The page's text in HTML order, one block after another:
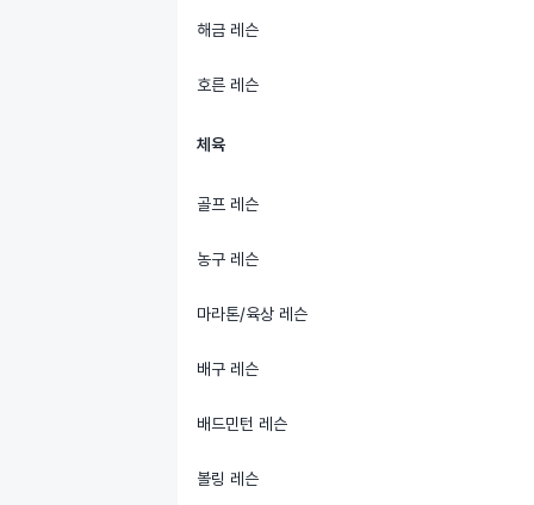
해금 레슨
호른 레슨
체육
골프 레슨
농구 레슨
마라톤/육상 레슨
배구 레슨
배드민턴 레슨
볼링 레슨